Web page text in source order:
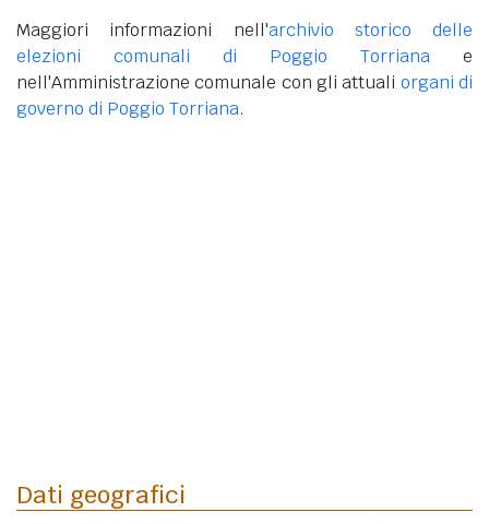
Maggiori informazioni nell'archivio storico delle
elezioni comunali di Poggio Torriana e
nell'Amministrazione comunale con gli attuali organi di
governo di Poggio Torriana.
Dati geografici